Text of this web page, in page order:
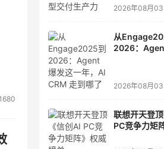
2026年08月03
从
2026：
2026年08月03
联想开天登
PC竞争力矩